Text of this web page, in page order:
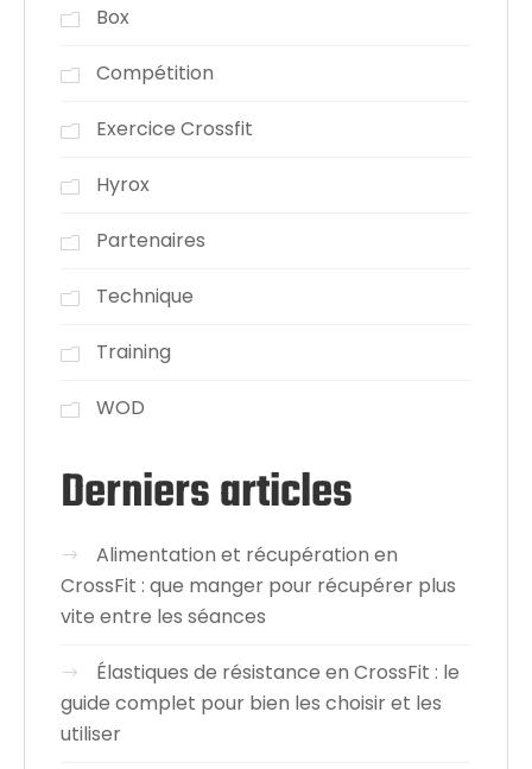
Box
Compétition
Exercice Crossfit
Hyrox
Partenaires
Technique
Training
WOD
Derniers articles
Alimentation et récupération en
CrossFit : que manger pour récupérer plus
vite entre les séances
Élastiques de résistance en CrossFit : le
guide complet pour bien les choisir et les
utiliser